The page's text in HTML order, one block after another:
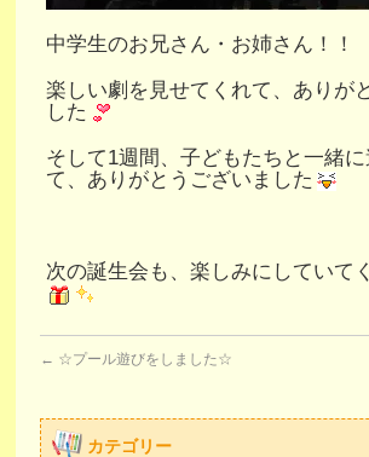
中学生のお兄さん・お姉さん！！
楽しい劇を見せてくれて、ありが
した
そして1週間、子どもたちと一緒
て、ありがとうございました
次の誕生会も、楽しみにしていて
← ☆プール遊びをしました☆
カテゴリー